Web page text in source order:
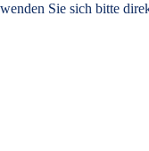
Sie sich bitte